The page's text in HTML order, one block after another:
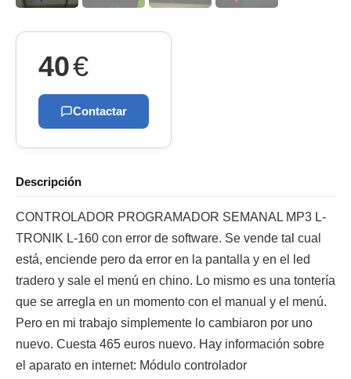
40€
Contactar
Descripción
CONTROLADOR PROGRAMADOR SEMANAL MP3 L-
TRONIK L-160 con error de software. Se vende tal cual
está, enciende pero da error en la pantalla y en el led
tradero y sale el menú en chino. Lo mismo es una tontería
que se arregla en un momento con el manual y el menú.
Pero en mi trabajo simplemente lo cambiaron por uno
nuevo. Cuesta 465 euros nuevo. Hay información sobre
el aparato en internet: Módulo controlador